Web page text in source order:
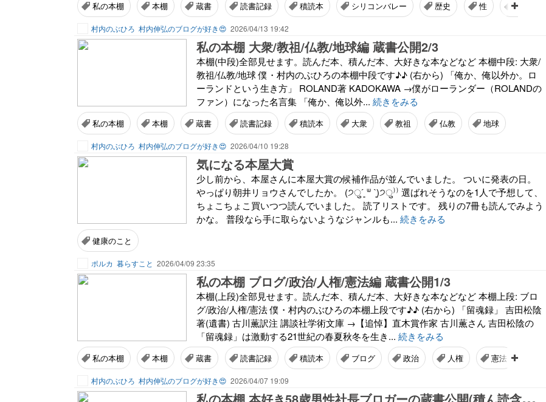
私の本棚 本棚 蔵書 読書記録 積読本 シリコンバレー 歴史 性 文学
村内のぶひろ 村内伸弘のブログが好き😍 2026/04/13 19:42
私の本棚 大衆/教祖/仏教/地球編 蔵書公開2/3
本棚(中段)全部見せます。読んだ本、積んだ本、大好きな本などなど 本棚中段: 大衆/
教祖/仏教/地球 僕・村内のぶひろの本棚中段です♪♪ (右から) 「俺か、俺以外か。ロ
ーランドという生き方」 ROLAND著 KADOKAWA →僕がローランダー（ROLANDの
ファン）になった名言集 「俺か、俺以外... 続きをみる
私の本棚 本棚 蔵書 読書記録 積読本 大衆 教祖 仏教 地球
村内のぶひろ 村内伸弘のブログが好き😍 2026/04/10 19:28
気になる本屋大賞
少し前から、本屋さんに本屋大賞の候補作品が並んでいました。 ついに発表の日。
やっぱり朝井リョウさんでしたか。 (੭ु´͈ ᐜ `͈)੭ु⁾⁾ 選ばれそうなのを1人で予想して、
ちょこちょこ買いつつ読んでいました。 読了リストです。 残りの7冊も読んでみよう
かな。 普段なら手に取らないようなジャンルも... 続きをみる
健康のこと
ポルカ 暮らすこと 2026/04/09 23:35
私の本棚 ブログ/政治/人権/憲法編 蔵書公開1/3
本棚(上段)全部見せます。読んだ本、積んだ本、大好きな本などなど 本棚上段: ブロ
グ/政治/人権/憲法 僕・村内のぶひろの本棚上段です♪♪ (右から) 「留魂録」 吉田松陰
著(遺書) 古川薫訳注 講談社学術文庫 →【追悼】直木賞作家 古川薫さん 吉田松陰の
「留魂録」は激動する21世紀の春夏秋冬を生き... 続きをみる
私の本棚 本棚 蔵書 読書記録 積読本 ブログ 政治 人権 憲法
村内のぶひろ 村内伸弘のブログが好き😍 2026/04/07 19:09
私
の本棚 本好き58歳男性社長ブロガーの蔵書公開(積ん読含むw)